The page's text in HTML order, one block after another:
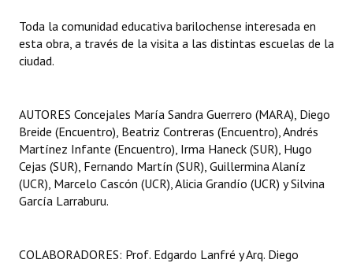
Toda la comunidad educativa barilochense interesada en
esta obra, a través de la visita a las distintas escuelas de la
ciudad.
AUTORES Concejales María Sandra Guerrero (MARA), Diego
Breide (Encuentro), Beatriz Contreras (Encuentro), Andrés
Martínez Infante (Encuentro), Irma Haneck (SUR), Hugo
Cejas (SUR), Fernando Martín (SUR), Guillermina Alaníz
(UCR), Marcelo Cascón (UCR), Alicia Grandío (UCR) y Silvina
García Larraburu.
COLABORADORES: Prof. Edgardo Lanfré y Arq. Diego